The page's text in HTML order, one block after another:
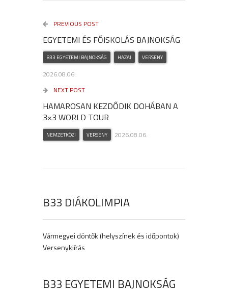
PREVIOUS POST
EGYETEMI ÉS FŐISKOLÁS BAJNOKSÁG
B33 EGYETEMI BAJNOKSÁG HAZAI VERSENY
2026.08.06.
NEXT POST
HAMAROSAN KEZDŐDIK DOHÁBAN A
3×3 WORLD TOUR
NEMZETKÖZI VERSENY 2026.08.06.
B33 DIÁKOLIMPIA
Vármegyei döntők (helyszínek és időpontok)
Versenykiírás
B33 EGYETEMI BAJNOKSÁG